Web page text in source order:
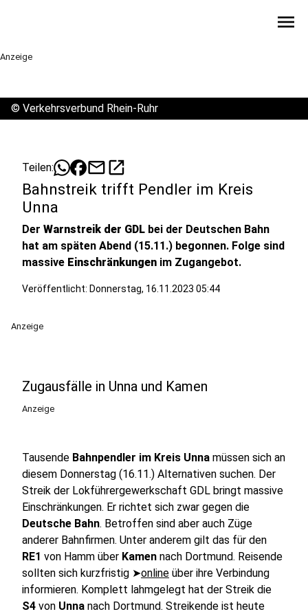
menu
Anzeige
© Verkehrsverbund Rhein-Ruhr
Teilen: mailopen_in_new
Bahnstreik trifft Pendler im Kreis
Unna
Der Warnstreik der GDL bei der Deutschen Bahn
hat am späten Abend (15.11.) begonnen. Folge sind
massive Einschränkungen im Zugangebot.
Veröffentlicht: Donnerstag, 16.11.2023 05:44
Anzeige
Zugausfälle in Unna und Kamen
Anzeige
Tausende Bahnpendler im Kreis Unna müssen sich an
diesem Donnerstag (16.11.) Alternativen suchen. Der
Streik der Lokführergewerkschaft GDL bringt massive
Einschränkungen. Er richtet sich zwar gegen die
Deutsche Bahn. Betroffen sind aber auch Züge
anderer Bahnfirmen. Unter anderem gilt das für den
RE1 von Hamm über Kamen nach Dortmund. Reisende
sollten sich kurzfristig ➤online über ihre Verbindung
informieren. Komplett lahmgelegt hat der Streik die
S4 von Unna nach Dortmund. Streikende ist heute